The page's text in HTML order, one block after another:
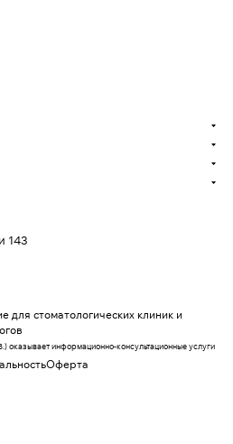
143
для стоматологических клиник и
информационно-консультационные услуги
Оферта